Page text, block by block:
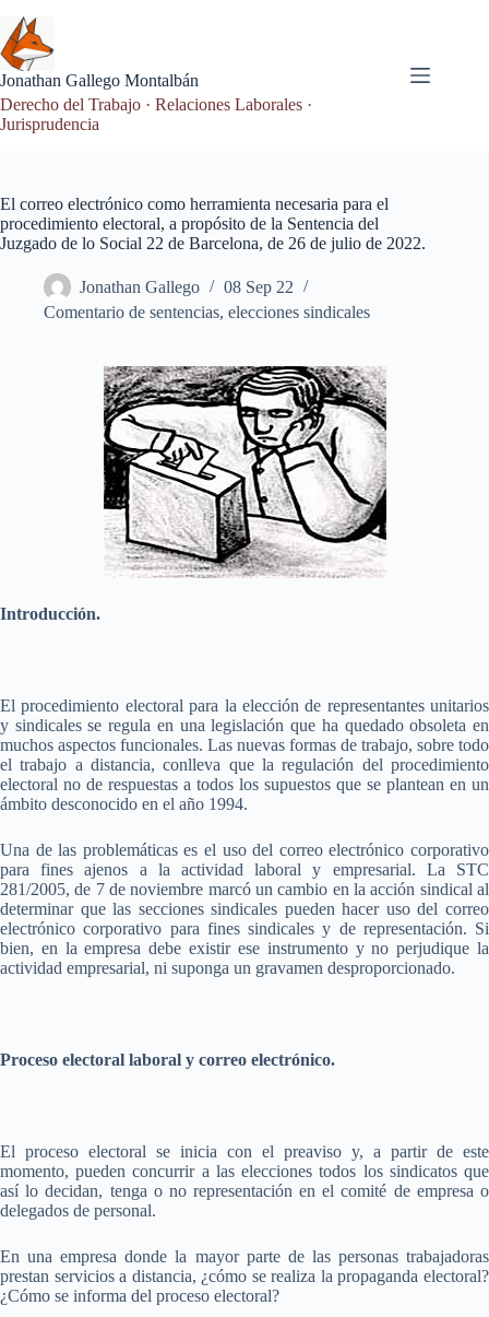
contenido
Jonathan Gallego Montalbán
Derecho del Trabajo · Relaciones Laborales ·
Jurisprudencia
El correo electrónico como herramienta necesaria para el
procedimiento electoral, a propósito de la Sentencia del
Juzgado de lo Social 22 de Barcelona, de 26 de julio de 2022.
Jonathan Gallego
08 Sep 22
Comentario de sentencias, elecciones sindicales
Introducción.
El procedimiento electoral para la elección de representantes unitarios
y sindicales se regula en una legislación que ha quedado obsoleta en
muchos aspectos funcionales. Las nuevas formas de trabajo, sobre todo
el trabajo a distancia, conlleva que la regulación del procedimiento
electoral no de respuestas a todos los supuestos que se plantean en un
ámbito desconocido en el año 1994.
Una de las problemáticas es el uso del correo electrónico corporativo
para fines ajenos a la actividad laboral y empresarial. La STC
281/2005, de 7 de noviembre marcó un cambio en la acción sindical al
determinar que las secciones sindicales pueden hacer uso del correo
electrónico corporativo para fines sindicales y de representación. Si
bien, en la empresa debe existir ese instrumento y no perjudique la
actividad empresarial, ni suponga un gravamen desproporcionado.
Proceso electoral laboral y correo electrónico.
El proceso electoral se inicia con el preaviso y, a partir de este
momento, pueden concurrir a las elecciones todos los sindicatos que
así lo decidan, tenga o no representación en el comité de empresa o
delegados de personal.
En una empresa donde la mayor parte de las personas trabajadoras
prestan servicios a distancia, ¿cómo se realiza la propaganda electoral?
¿Cómo se informa del proceso electoral?